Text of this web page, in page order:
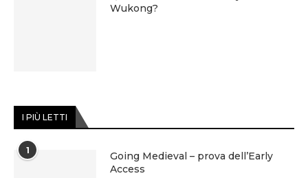
Wukong?
I PIÙ LETTI
1
Going Medieval – prova dell’Early
Access